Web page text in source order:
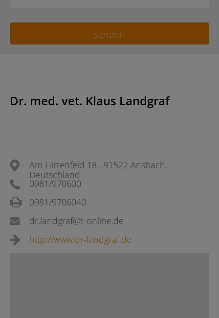
Dr. med. vet. Klaus Landgraf
Am Hirtenfeld 18 , 91522 Ansbach,
Deutschland
0981/970600
0981/9706040
dr.landgraf@t-online.de
http://www.dr-landgraf.de